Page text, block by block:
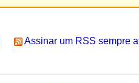
Assinar um RSS sempre